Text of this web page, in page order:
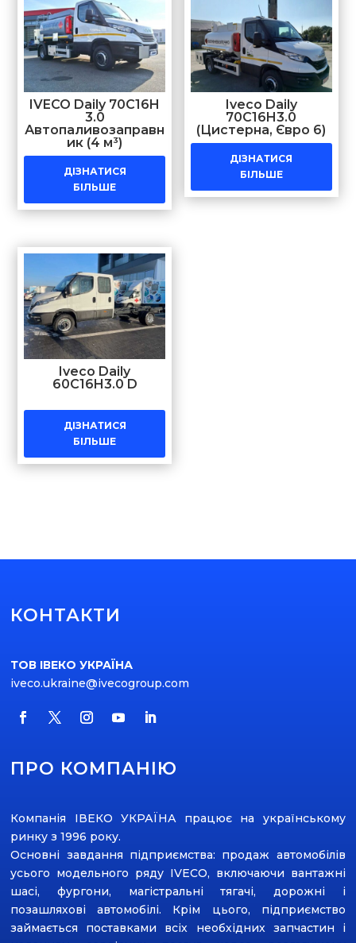
IVECO Daily 70C16H
3.0
Автопаливозаправн
ик (4 м³)
ДІЗНАТИСЯ
БІЛЬШЕ
Iveco Daily
70C16H3.0
(Цистерна, Євро 6)
ДІЗНАТИСЯ
БІЛЬШЕ
Iveco Daily
60C16H3.0 D
ДІЗНАТИСЯ
БІЛЬШЕ
КОНТАКТИ
ТОВ ІВЕКО УКРАЇНА
iveco.ukraine@ivecogroup.com
ПРО КОМПАНІЮ
Компанія ІВЕКО УКРАЇНА працює на українському
ринку з 1996 року.
Основні завдання підприємства: продаж автомобілів
усього модельного ряду ІVECO, включаючи вантажні
шасі, фургони, магістральні тягачі, дорожні і
позашляхові автомобілі. Крім цього, підприємство
займається поставками всіх необхідних запчастин і